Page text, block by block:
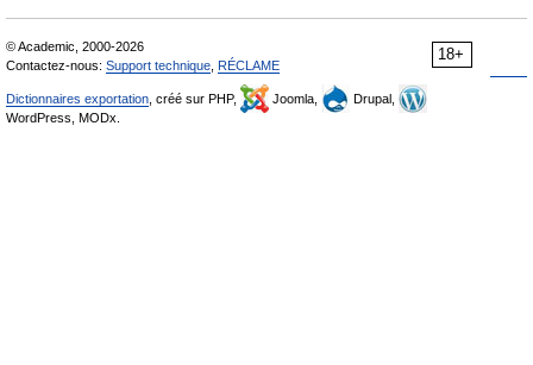
18+
© Academic, 2000-2026
Contactez-nous: Support technique RÉCLAME
Dictionnaires exportation , créé sur PHP, Joomla,
Drupal,
WordPress, MODx.